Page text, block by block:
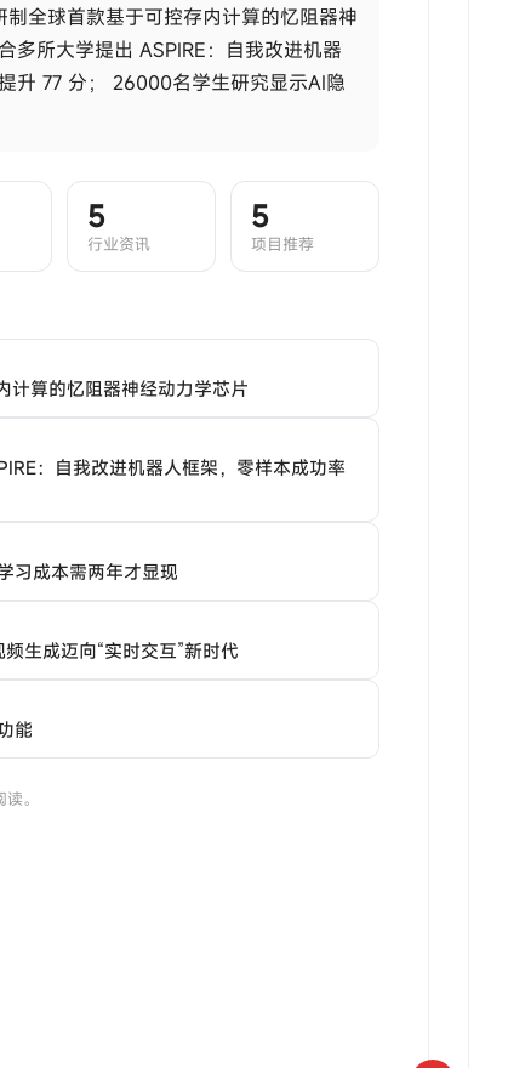
制全球首款基于可控存内计算的忆阻器神
多所大学提出 ASPIRE：自我改进机器
升 77 分；
26000名学生研究显示AI隐
5
行业资讯
5
项目推荐
计算的忆阻器神经动力学芯片
：自我改进机器人框架，零样本成功率
习成本需两年才显现
生成迈向“实时交互”新时代
能
。